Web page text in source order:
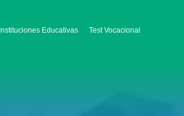
Instituciones Educativas Test Vocacional